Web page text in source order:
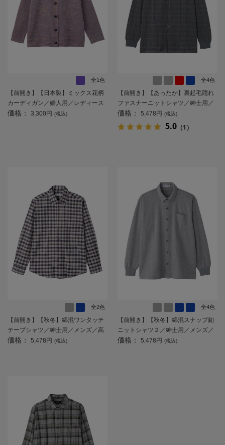
全1色
【前開き】【日本製】ミックス花柄
カーディガン／婦人用／レディース
／高齢者／シニア／名前記入欄付／
価格： 3,300円 (税込)
全4色
【前開き】【あったか】裏起毛隠れ
ファスナーニットシャツ／紳士用／
メンズ／高齢者／シニア／秋冬／洗
濯機OK／お出かけ／おしゃれ／名前
価格： 5,478円 (税込)
5.0 （1）
全2色
【前開き】【秋冬】綿混ワンタッチ
テープシャツ／紳士用／メンズ／高
齢者／シニア／名前記入欄付／介護
価格： 5,478円 (税込)
全4色
【前開き】【秋冬】綿混スナップ釦
ニットシャツ２／紳士用／メンズ／
シニア／高齢者／スナップボタン／
価格： 5,478円 (税込)